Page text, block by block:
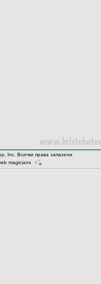
Inc. Всички права запазени
magicians